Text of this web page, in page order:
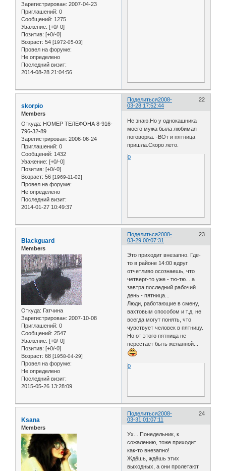
Зарегистрирован: 2007-04-23
Приглашений: 0
Сообщений: 1275
Уважение: [+0/-0]
Позитив: [+0/-0]
Возраст: 54 [1972-05-03]
Провел на форуме:
Не определено
Последний визит:
2014-08-28 21:04:56
Поделиться 22
2008-
03-28 17:52:44
skorpio
Members
Откуда: НОМЕР ТЕЛЕФОНА 8-916-
796-32-89
Зарегистрирован: 2006-06-24
Приглашений: 0
Сообщений: 1432
Уважение: [+0/-0]
Позитив: [+0/-0]
Возраст: 56 [1969-11-02]
Провел на форуме:
Не определено
Последний визит:
2014-01-27 10:49:37
Не знаю.Но у однокашника
моего мужа была любимая
поговорка. -ВОт и пятница
пришла.Скоро лето.
0
Поделиться 23
2008-
03-29 00:07:31
Blackguard
Members
Откуда: Гатчина
Зарегистрирован: 2007-10-08
Приглашений: 0
Сообщений: 2547
Уважение: [+0/-0]
Позитив: [+0/-0]
Возраст: 68 [1958-04-29]
Провел на форуме:
Не определено
Последний визит:
2015-05-26 13:28:09
Это приходит внезапно. Где-
то в районе 14:00 вдруг
отчетливо осознаешь, что
четверг-то уже - тю-тю... а
завтра последний рабочий
день - пятница...
Люди, работающие в смену,
вахтовым способом и т.д. не
всегда могут понять, что
чувствует человек в пятницу.
Но от этого пятница не
перестает быть желанной...
0
Поделиться 24
2008-
03-31 01:07:11
Ksana
Members
Ух... Понедельник, к
сожалению, тоже приходит
как-то внезапно!
Ждёшь, ждёшь этих
выходных, а они пролетают